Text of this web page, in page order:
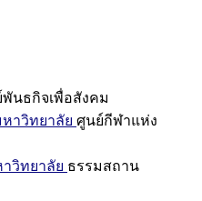
นธกิจเพื่อสังคม
าวิทยาลัย ศูนย์กีฬาแห่ง
วิทยาลัย ธรรมสถาน